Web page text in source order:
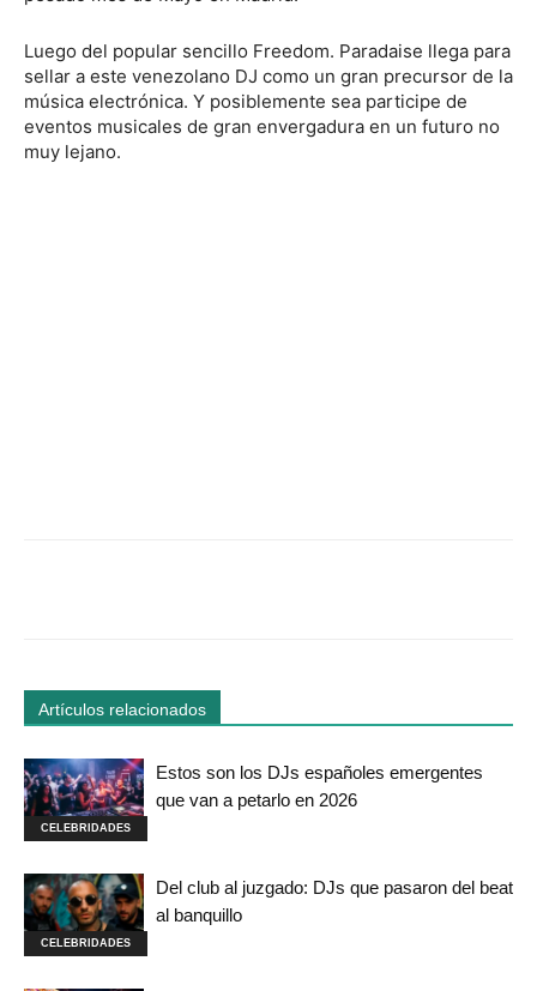
Luego del popular sencillo Freedom. Paradaise llega para
sellar a este venezolano DJ como un gran precursor de la
música electrónica. Y posiblemente sea participe de
eventos musicales de gran envergadura en un futuro no
muy lejano.
Artículos relacionados
CELEBRIDADES
Estos son los DJs españoles emergentes
que van a petarlo en 2026
CELEBRIDADES
Del club al juzgado: DJs que pasaron del beat
al banquillo